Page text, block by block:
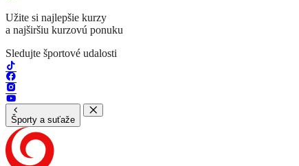
Užite si najlepšie kurzy
a najširšiu kurzovú ponuku
Sledujte športové udalosti
Športy a suťaže